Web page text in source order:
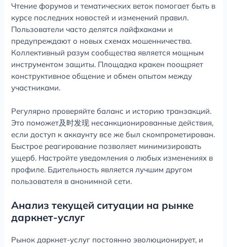
Чтение форумов и тематических веток помогает быть в
курсе последних новостей и изменений правил.
Пользователи часто делятся лайфхаками и
предупреждают о новых схемах мошенничества.
Коллективный разум сообщества является мощным
инструментом защиты. Площадка кракен поощряет
конструктивное общение и обмен опытом между
участниками.
Регулярно проверяйте баланс и историю транзакций.
Это поможет及时发现 несанкционированные действия,
если доступ к аккаунту все же был скомпрометирован.
Быстрое реагирование позволяет минимизировать
ущерб. Настройте уведомления о любых изменениях в
профиле. Бдительность является лучшим другом
пользователя в анонимной сети.
Анализ текущей ситуации на рынке
даркнет-услуг
Рынок даркнет-услуг постоянно эволюционирует, и